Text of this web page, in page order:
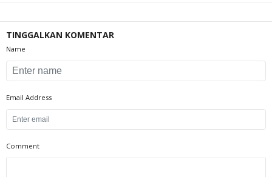
TINGGALKAN KOMENTAR
Name
Email Address
Comment